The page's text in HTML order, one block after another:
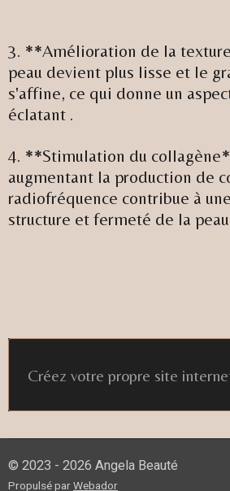
3. **Amélioration de la
peau devient plus lisse et le
s'affine, ce qui donne un
éclatant .
4. **Stimulation du
augmentant la production de
radiofréquence contribue à
structure et fermeté de la
Créez votre propre site
© 2023 - 2026 Angela Beauté
Propulsé parWebador